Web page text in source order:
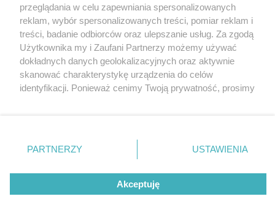
Nie zapomnij
zapoznać się z:
polityką prywatności regulamin korzystania z portali
Twojemiasto
Piekary Śląskie
Chorzów
Tarnowskie Góry
Gliwice
Skontaktuj sięz nami
Kontakt
Wydawca
Redakcja
przeglądania w celu zapewniania spersonalizowanych
reklam, wybór spersonalizowanych treści, pomiar reklam i
treści, badanie odbiorców oraz ulepszanie usług. Za zgodą
Użytkownika my i Zaufani Partnerzy możemy używać
dokładnych danych geolokalizacyjnych oraz aktywnie
skanować charakterystykę urządzenia do celów
identyfikacji. Ponieważ cenimy Twoją prywatność, prosimy
prywatności znajdujący się w lewym dolnym rogu strony
. Niektóre rodzaje przetwarzania danych nie wymagają
zgody użytkownika, ale masz prawo sprzeciwić się
takiemu przetwarzaniu. Preferencje będą miały
PARTNERZY USTAWIENIA
Akceptuję